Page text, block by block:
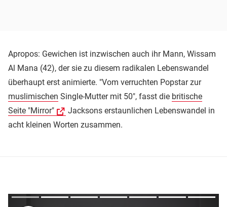
Apropos: Gewichen ist inzwischen auch ihr Mann, Wissam
Al Mana (42), der sie zu diesem radikalen Lebenswandel
überhaupt erst animierte. "Vom verruchten Popstar zur
muslimischen Single-Mutter mit 50", fasst die britische
Seite "Mirror"
Jacksons erstaunlichen Lebenswandel in
acht kleinen Worten zusammen.